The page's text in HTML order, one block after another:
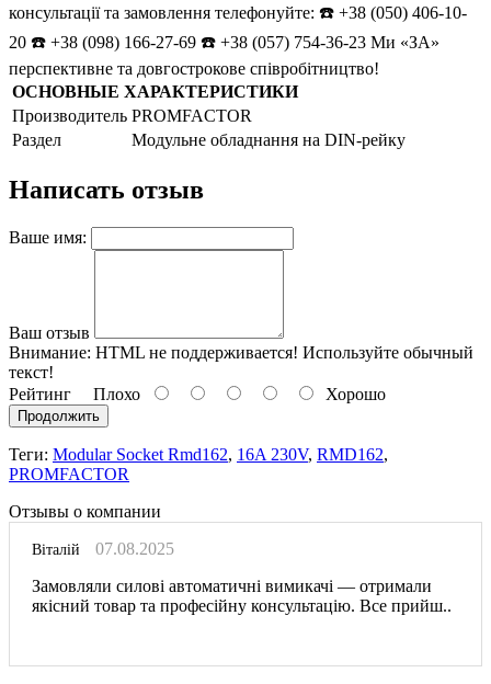
консультації та замовлення телефонуйте: ☎️ +38 (050) 406-10-
20 ☎️ +38 (098) 166-27-69 ☎️ +38 (057) 754-36-23 Ми «ЗА»
перспективне та довгострокове співробітництво!
ОСНОВНЫЕ ХАРАКТЕРИСТИКИ
Производитель PROMFACTOR
Раздел
Модульне обладнання на DIN-рейку
Написать отзыв
Ваше имя:
Ваш отзыв
Внимание: HTML не поддерживается! Используйте обычный
текст!
Рейтинг Плохо Хорошо
Продолжить
Теги: Modular Socket Rmd162, 16A 230V, RMD162,
PROMFACTOR
Отзывы о компании
Віталій
07.08.2025
Замовляли силові автоматичні вимикачі — отримали
якісний товар та професійну консультацію. Все прийш..